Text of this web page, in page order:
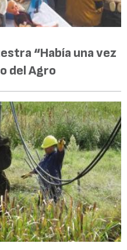
“Había una vez
del Agro